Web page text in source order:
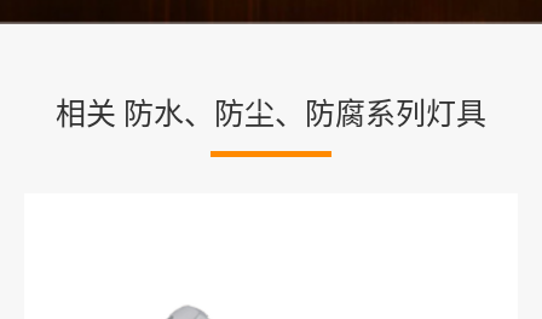
相关 防水、防尘、防腐系列灯具